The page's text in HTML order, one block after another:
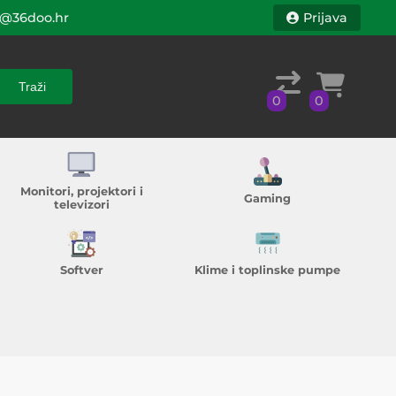
Traži
Prijava
Traži
0 0
Monitori, projektori i
televizori
Gaming
Softver Klime i toplinske pumpe